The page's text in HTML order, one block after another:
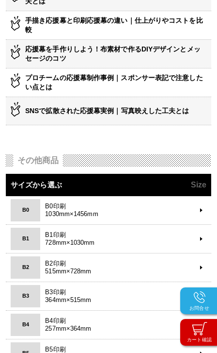
カート確認
お問合せ
手描き応援幕と印刷応援幕の違い｜仕上がりやコストを比
較
応援幕を手作りしよう！布素材で作るDIYデザインとメッ
セージのコツ
プロチームの応援幕制作事例｜スポンサー表記で注意した
い点とは
SNSで拡散された応援幕実例｜写真映えした工夫とは
その他商品
サイズから選ぶ Size
B0
B0印刷
1030mm×1456mm
B1
B1印刷
728mm×1030mm
B2
B2印刷
515mm×728mm
B3
B3印刷
364mm×515mm
B4
B4印刷
257mm×364mm
B5印刷